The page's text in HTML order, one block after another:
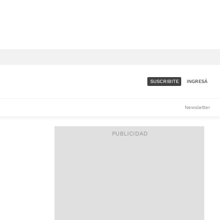
ACCESO FULL - $1.800/MES
SUSCRIBITE INGRESÁ
Newsletter